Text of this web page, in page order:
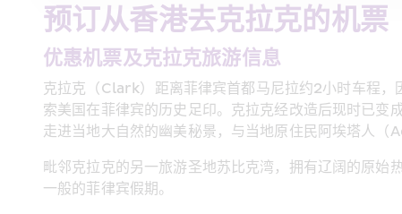
预订从香港去克拉克的机票
优惠机票及克拉克旅游信息
克拉克（Clark）距离菲律宾首都马尼拉约2小时车程
索美国在菲律宾的历史足印。克拉克经改造后现时已变
走进当地大自然的幽美秘景，与当地原住民阿埃塔人（
毗邻克拉克的另一旅游圣地苏比克湾，拥有辽阔的原始
一般的菲律宾假期。